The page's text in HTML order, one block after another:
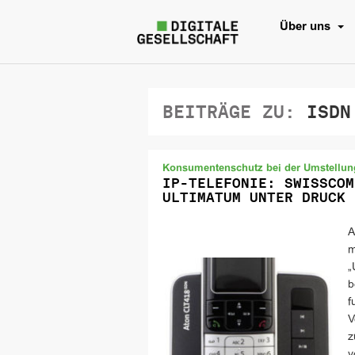
Über uns
BEITRÄGE ZU: ISDN
Konsumentenschutz bei der
IP-TELEFONIE:
ULTIMATUM UNTER DRUCK